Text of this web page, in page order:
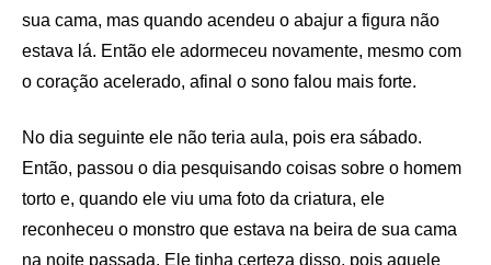
sua cama, mas quando acendeu o abajur a figura não
estava lá. Então ele adormeceu novamente, mesmo com
o coração acelerado, afinal o sono falou mais forte.
No dia seguinte ele não teria aula, pois era sábado.
Então, passou o dia pesquisando coisas sobre o homem
torto e, quando ele viu uma foto da criatura, ele
reconheceu o monstro que estava na beira de sua cama
na noite passada. Ele tinha certeza disso, pois aquele